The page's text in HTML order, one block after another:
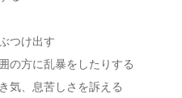
つけ出す
の方に乱暴をしたりする
気、息苦しさを訴える